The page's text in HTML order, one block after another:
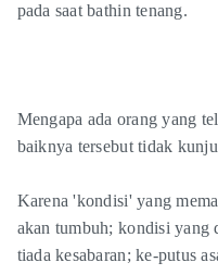
pada saat bathin tenang.
Mengapa ada orang yang
baiknya tersebut tidak
Karena 'kondisi' yang
akan tumbuh; kondisi yang
tiada kesabaran; ke-putus